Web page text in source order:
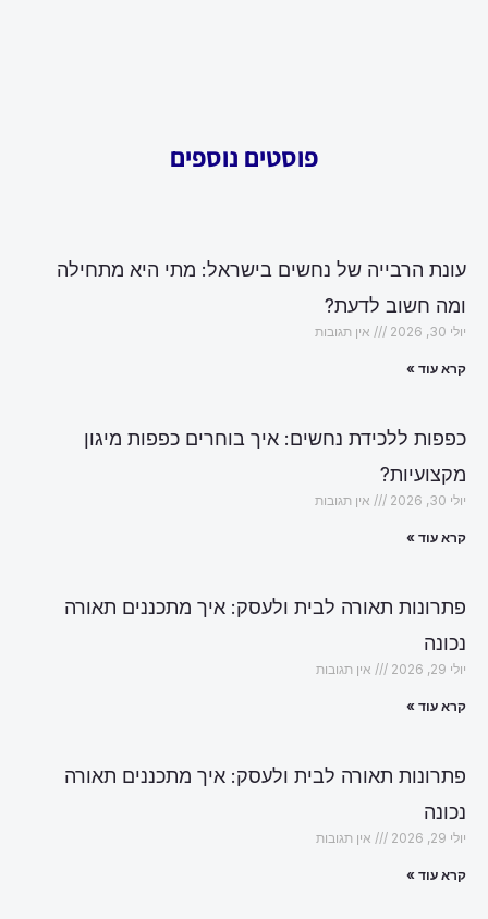
פוסטים נוספים
עונת הרבייה של נחשים בישראל: מתי היא מתחילה
ומה חשוב לדעת?
יולי 30, 2026 אין תגובות
קרא עוד »
כפפות ללכידת נחשים: איך בוחרים כפפות מיגון
מקצועיות?
יולי 30, 2026 אין תגובות
קרא עוד »
פתרונות תאורה לבית ולעסק: איך מתכננים תאורה
נכונה
יולי 29, 2026 אין תגובות
קרא עוד »
פתרונות תאורה לבית ולעסק: איך מתכננים תאורה
נכונה
יולי 29, 2026 אין תגובות
קרא עוד »